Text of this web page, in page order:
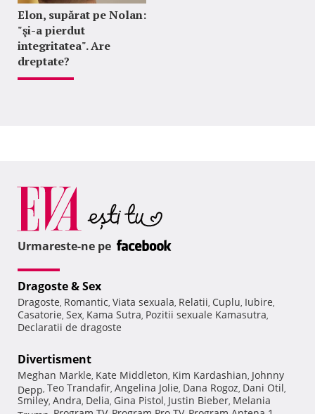
Elon, supărat pe Nolan:
"şi-a pierdut
integritatea". Are
dreptate?
Urmareste-ne pe
Dragoste & Sex
Dragoste, Romantic, Viata sexuala, Relatii, Cuplu, Iubire,
Casatorie, Sex, Kama Sutra, Pozitii sexuale Kamasutra,
Declaratii de dragoste
Divertisment
Meghan Markle, Kate Middleton, Kim Kardashian, Johnny
Depp, Teo Trandafir, Angelina Jolie, Dana Rogoz, Dani Otil,
Smiley, Andra, Delia, Gina Pistol, Justin Bieber, Melania